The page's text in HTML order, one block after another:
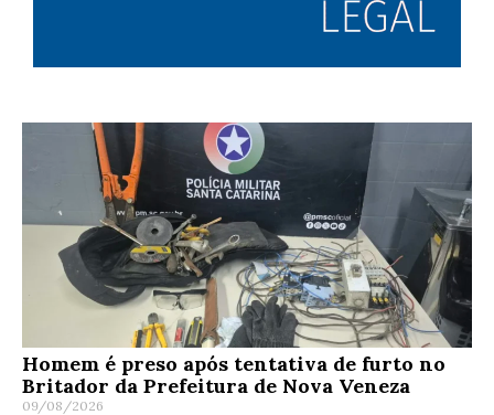
Homem é preso após tentativa de furto no
Britador da Prefeitura de Nova Veneza
09/08/2026